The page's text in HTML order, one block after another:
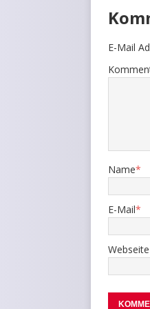
E-Mail
Name*
E-Mail*
Webseite